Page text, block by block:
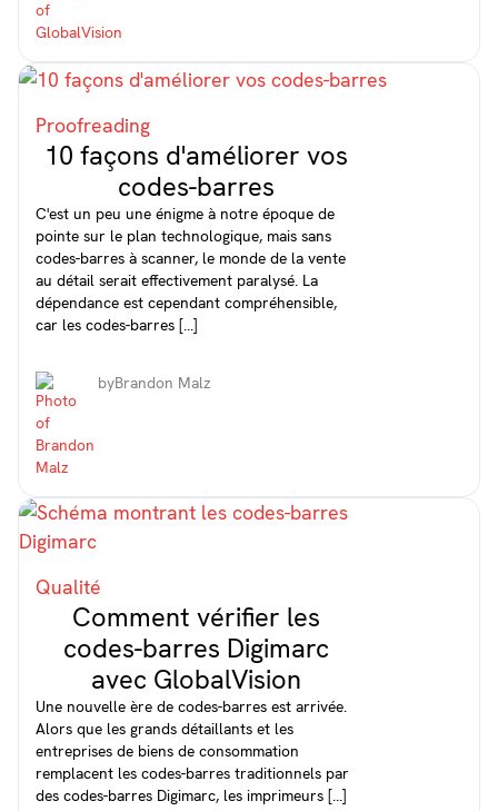
Proofreading
10 façons d'améliorer vos
codes-barres
C'est un peu une énigme à notre époque de
pointe sur le plan technologique, mais sans
codes-barres à scanner, le monde de la vente
au détail serait effectivement paralysé. La
dépendance est cependant compréhensible,
car les codes-barres [...]
byBrandon Malz
Qualité
Comment vérifier les
codes-barres Digimarc
avec GlobalVision
Une nouvelle ère de codes-barres est arrivée.
Alors que les grands détaillants et les
entreprises de biens de consommation
remplacent les codes-barres traditionnels par
des codes-barres Digimarc, les imprimeurs [...]